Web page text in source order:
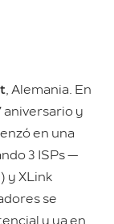
, Alemania. En
aniversario y
en una
3 ISPs —
y XLink
se
y ya en